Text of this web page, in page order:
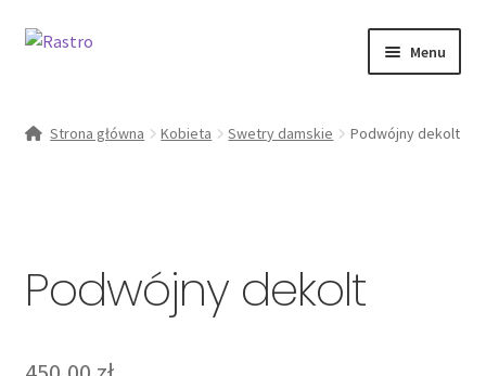
Przejdź
Przejdź
Menu
menu
O marce
Strona główna Kobieta Swetry damskie Podwójny dekolt
Podwójny dekolt